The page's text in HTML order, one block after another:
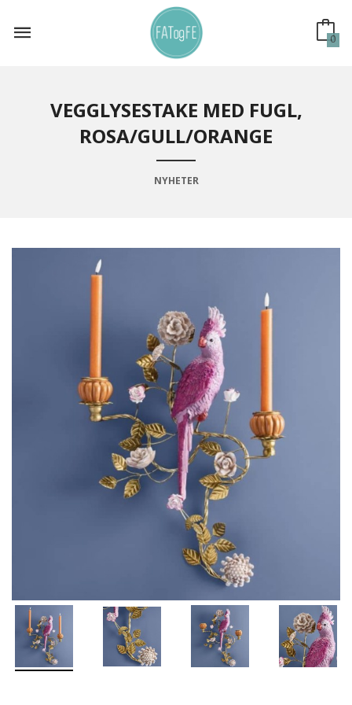
innholdet
0
VEGGLYSESTAKE MED FUGL,
ROSA/GULL/ORANGE
NYHETER